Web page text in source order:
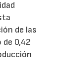
de las
de 0,42